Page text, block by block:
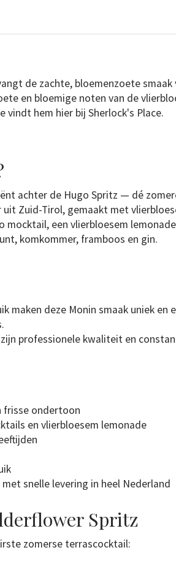
de zachte, bloemenzoete
en bloemige noten van de
vindt hem hier bij Sherlock's Place.
achter de Hugo Spritz — dé
uit Zuid-Tirol, gemaakt met
mocktail, een vlierbloesem
komkommer, framboos en gin.
maken deze Monin smaak uniek
professionele kwaliteit en
ondertoon
en vlierbloesem lemonade
snelle levering in heel Nederland
Spritz
zomerse terrascocktail: